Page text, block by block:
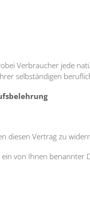
Verbraucher jede
selbständigen
diesen Vertrag zu
von Ihnen